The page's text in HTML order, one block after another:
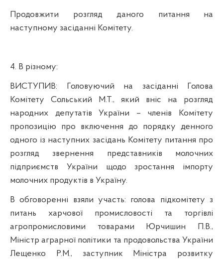
Продовжити розгляд даного питання на
наступному засіданні Комітету.
4. В різному:
ВИСТУПИВ: Головуючий на засіданні Голова
Комітету Сольський М.Т., який вніс на розгляд
народних депутатів України – членів Комітету
пропозицію про включення до порядку денного
одного із наступних засідань Комітету питання про
розгляд звернення представників молочних
підприємств України щодо зростання імпорту
молочних продуктів в Україну.
В обговоренні взяли участь: голова підкомітету з
питань харчової промисловості та торгівлі
агропромисловими товарами Юрчишин П.В.,
Міністр аграрної політики та продовольства України
Лещенко Р.М., заступник Міністра розвитку